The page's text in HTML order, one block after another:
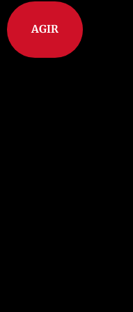
AGIR